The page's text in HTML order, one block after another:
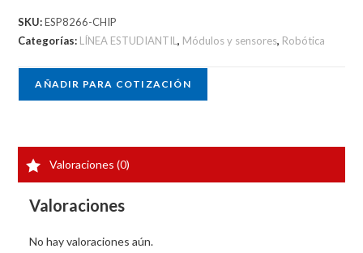
SKU:ESP8266-CHIP
Categorías: LÍNEA ESTUDIANTIL, Módulos y sensores, Robótica
AÑADIR PARA COTIZACIÓN
Valoraciones (0)
Valoraciones
No hay valoraciones aún.